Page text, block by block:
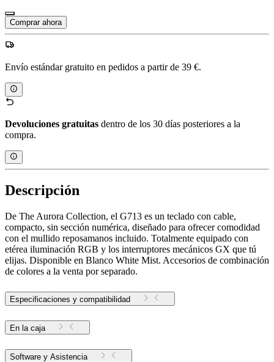
Comprar ahora
Envío estándar gratuito en pedidos a partir de 39 €.
Devoluciones gratuitas dentro de los 30 días posteriores a la
compra.
Descripción
De The Aurora Collection, el G713 es un teclado con cable,
compacto, sin sección numérica, diseñado para ofrecer comodidad
con el mullido reposamanos incluido. Totalmente equipado con
etérea iluminación RGB y los interruptores mecánicos GX que tú
elijas. Disponible en Blanco White Mist. Accesorios de combinación
de colores a la venta por separado.
Especificaciones y compatibilidad
En la caja
Software y Asistencia